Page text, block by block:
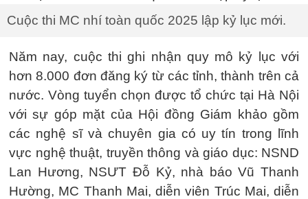
Cuộc thi MC nhí toàn quốc 2025 lập kỷ lục mới.
Năm nay, cuộc thi ghi nhận quy mô kỷ lục với
hơn 8.000 đơn đăng ký từ các tỉnh, thành trên cả
nước. Vòng tuyển chọn được tổ chức tại Hà Nội
với sự góp mặt của Hội đồng Giám khảo gồm
các nghệ sĩ và chuyên gia có uy tín trong lĩnh
vực nghệ thuật, truyền thông và giáo dục: NSND
Lan Hương, NSƯT Đỗ Kỷ, nhà báo Vũ Thanh
Hường, MC Thanh Mai, diễn viên Trúc Mai, diễn